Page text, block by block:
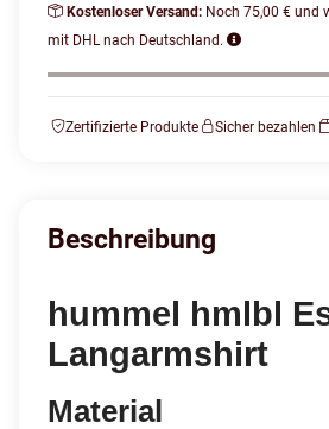
Kostenloser Versand: Noch 75,00 € und
mit DHL nach Deutschland.
Zertifizierte Produkte Sicher bezahlen
Beschreibung
hummel hmlbl
Langarmshirt
Material